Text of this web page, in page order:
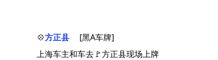
💠方正县
[黑A车牌]
上海车主和车去🚩方正县现场上牌